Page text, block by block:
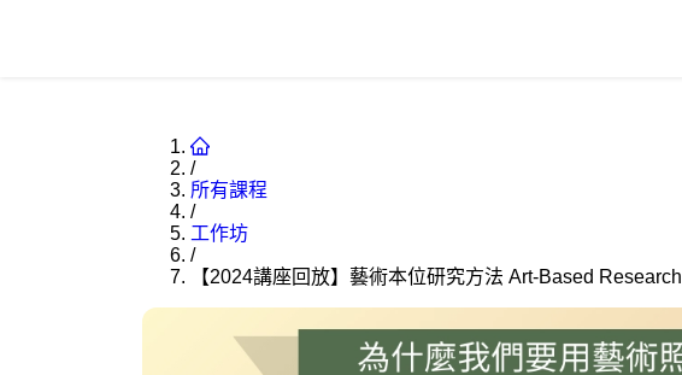
/
所有課程
/
工作坊
/
【2024講座回放】藝術本位研究方法 Art-Based Research